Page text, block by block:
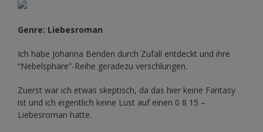
Genre: Liebesroman
Ich habe Johanna Benden durch Zufall entdeckt und ihre
“Nebelsphäre”-Reihe geradezu verschlungen.
Zuerst war ich etwas skeptisch, da das hier keine Fantasy
ist und ich eigentlich keine Lust auf einen 0 8 15 –
Liebesroman hatte.